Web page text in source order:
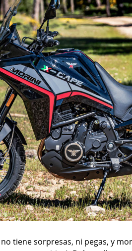
tiene sorpresas, ni pegas, y